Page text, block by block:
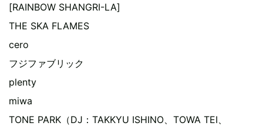
[RAINBOW SHANGRI-LA]
THE SKA FLAMES
cero
フジファブリック
plenty
miwa
TONE PARK（DJ：TAKKYU ISHINO、TOWA TEI、